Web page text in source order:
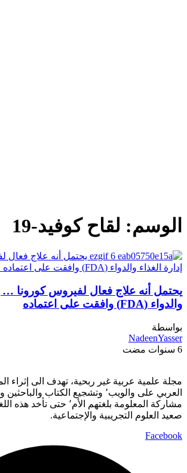
الوسم: لقاح كوفيد-19
يحتمل أنه علاج فعال لفيروس كورونا …
والدواء (FDA) وافقت على اعتماده
بواسطة
NadeenYasser
6 سنوات مضت
مجلة علمية عربية غير ربحية، تهدف الى إثراء
العربي على والويب٬ وتشجيع الكتاب
مشاركة المعلومة بلغتهم الأم٬
صعيد العلوم التجريبية والإجتماعية.
Facebook